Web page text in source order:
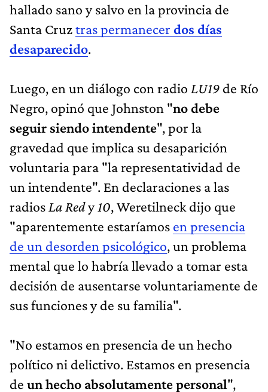
hallado sano y salvo en la provincia de
Santa Cruztras permanecer dos días
desaparecido.
Luego, en un diálogo con radio LU19 de Río
Negro, opinó que Johnston "no debe
seguir siendo intendente", por la
gravedad que implica su desaparición
voluntaria para "la representatividad de
un intendente". En declaraciones a las
radios La Redy 10, Weretilneck dijo que
"aparentemente estaríamos en presencia
de un desorden psicológico, un problema
mental que lo habría llevado a tomar esta
decisión de ausentarse voluntariamente de
sus funciones y de su familia".
"No estamos en presencia de un hecho
político ni delictivo. Estamos en presencia
de un hecho absolutamente personal",